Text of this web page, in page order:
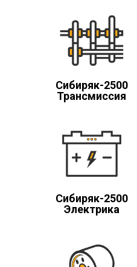
Cибиряк-2500
Трансмиссия
Cибиряк-2500
Электрика